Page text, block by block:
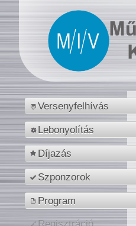
Versenyfelhívás
Lebonyolítás
Díjazás
Szponzorok
Program